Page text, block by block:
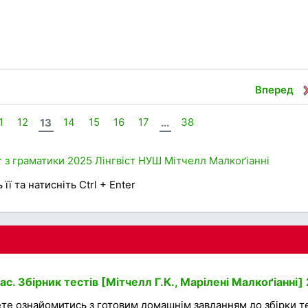
Вперед
12 13 14 15 16 17 ... 38
граматики 2025 Лінгвіст НУШ Мітчелл Малкоґіанні
та натисніть Ctrl + Enter
Збірник тестів [Мітчелл Г.К., Марілені
ознайомитись з готовим домашнім завданням до збірки